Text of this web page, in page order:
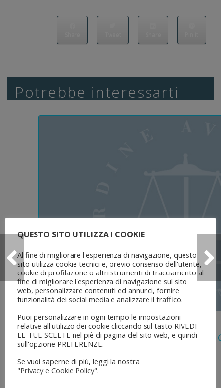
Potrebbe interessarti
5 Agosto 2026
Legge 28 Luglio 2026 N. 137 “delega
Dell’ordinamento Forense”
QUESTO SITO UTILIZZA I COOKIE
Al fine di migliorare l'esperienza di navigazione, questo
sito utilizza cookie tecnici e, previo consenso dell'utente,
cookie di profilazione o altri strumenti di tracciamento al
fine di migliorare l'esperienza di navigazione sul sito
web, personalizzare contenuti ed annunci, fornire
funzionalità dei social media e analizzare il traffico.
Puoi personalizzare in ogni tempo le impostazioni
relative all'utilizzo dei cookie cliccando sul tasto RIVEDI
LE TUE SCELTE nel piè di pagina del sito web, e quindi
sull'opzione PREFERENZE.
Se vuoi saperne di più, leggi la nostra
"Privacy e Cookie Policy".